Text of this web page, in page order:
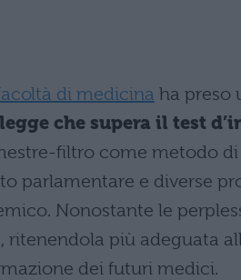
di medicina ha preso
che supera il test
filtro come metodo di
parlamentare e diverse
Nonostante le
più adeguata
dei futuri medici.